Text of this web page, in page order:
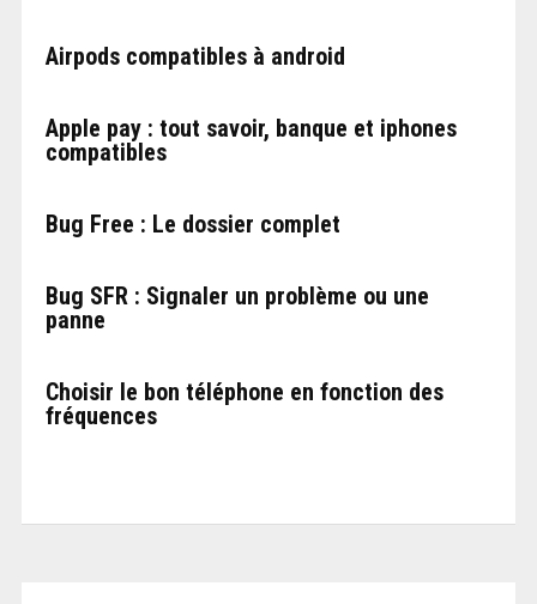
Airpods compatibles à android
Apple pay : tout savoir, banque et iphones
compatibles
Bug Free : Le dossier complet
Bug SFR : Signaler un problème ou une
panne
Choisir le bon téléphone en fonction des
fréquences